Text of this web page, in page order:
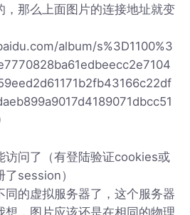
，那么上面图片的连接地址就变
album/s%3D1100%3
访问了（有登陆验证cookies或
session）
同的虚拟服务器了，这个服务器
想，图片应该还是在相同的物理